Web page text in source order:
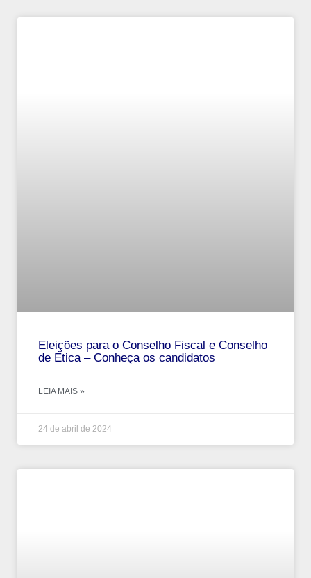
Eleições para o Conselho Fiscal e Conselho
de Ética – Conheça os candidatos
LEIA MAIS »
24 de abril de 2024